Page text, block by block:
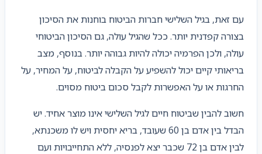
עם זאת, בגיל השלישי חברות הביטוח בוחנות את הסיכון
בצורה קפדנית יותר. ככל שהגיל עולה, גם הסיכון הביטוחי
עולה, ולכן הפרמיה יכולה להיות גבוהה יותר. בנוסף, מצב
בריאותי קיים יכול להשפיע על הקבלה לביטוח, על המחיר, על
החרגות או על האפשרות לקבל סכום ביטוח מסוים.
חשוב להבין שביטוח חיים לגיל השלישי אינו מוצר אחיד. יש
הבדל בין אדם בן 60 שעובד, בריא יחסית ויש לו משכנתא,
לבין אדם בן 72 שכבר יצא לפנסיה, ללא התחייבויות ועם